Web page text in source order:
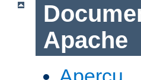
Apache